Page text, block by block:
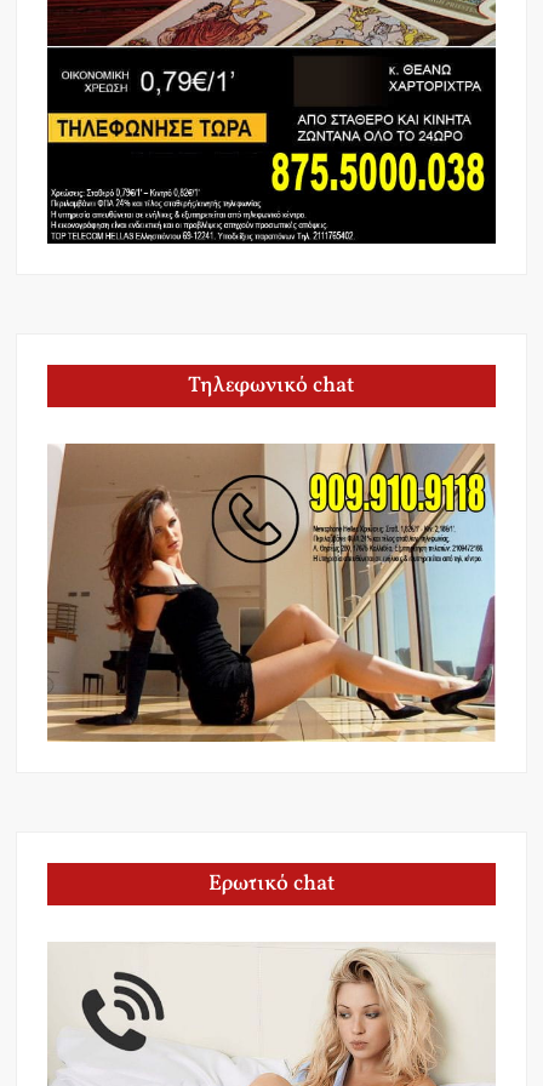
Τηλεφωνικό chat
Ερωτικό chat